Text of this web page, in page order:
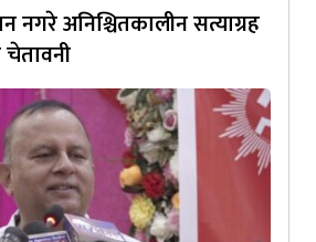
नगरे अनिश्चितकालीन सत्याग्रह